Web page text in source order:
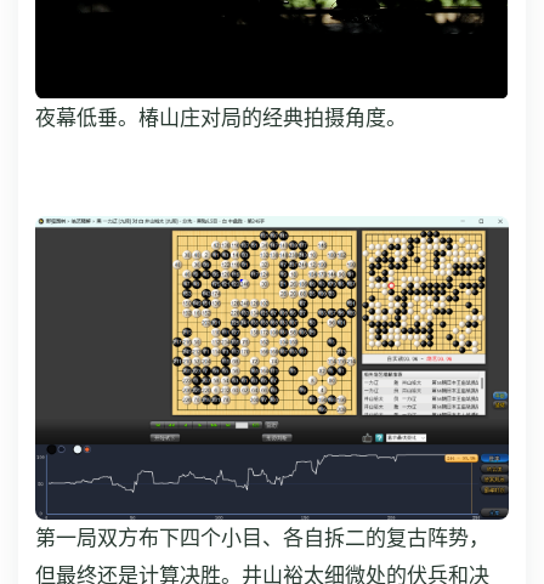
夜幕低垂。椿山庄对局的经典拍摄角度。
第一局双方布下四个小目、各自拆二的复古阵势，
但最终还是计算决胜。井山裕太细微处的伏兵和决